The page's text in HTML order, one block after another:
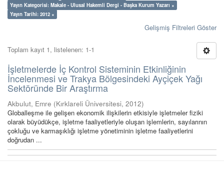
Yayın Kategorisi: Makale - Ulusal Hakemli Dergi - Başka Kurum Yazarı ×
Yayın Tarihi: 2012 ×
Gelişmiş Filtreleri Göster
Toplam kayıt 1, listelenen: 1-1
İşletmelerde İç Kontrol Sisteminin Etkinliğinin
İncelenmesi ve Trakya Bölgesindeki Ayçiçek Yağı
Sektöründe Bir Araştırma
Akbulut, Emre (Kırklareli Üniversitesi, 2012)
Globalleşme ile gelişen ekonomik ilişkilerin etkisiyle işletmeler fiziki
olarak büyüdükçe, işletme faaliyetleriyle oluşan işlemlerin, sayılarının
çokluğu ve karmaşıklığı işletme yönetiminin işletme faaliyetlerini
doğrudan ...